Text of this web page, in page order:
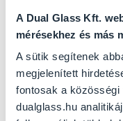
A Dual Glass Kft.
mérésekhez és más
A sütik segítenek
megjelenített
fontosak a
dualglass.hu